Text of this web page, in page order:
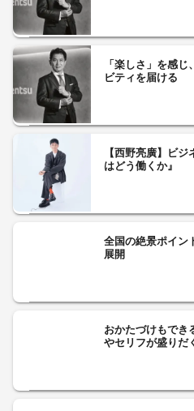
「楽しさ」を感
ビティを届ける
【西野亮廣】ビ
はどう働くか』
全国の絶景ポイン
展開
おかたづけもでき
やセリフが盛り